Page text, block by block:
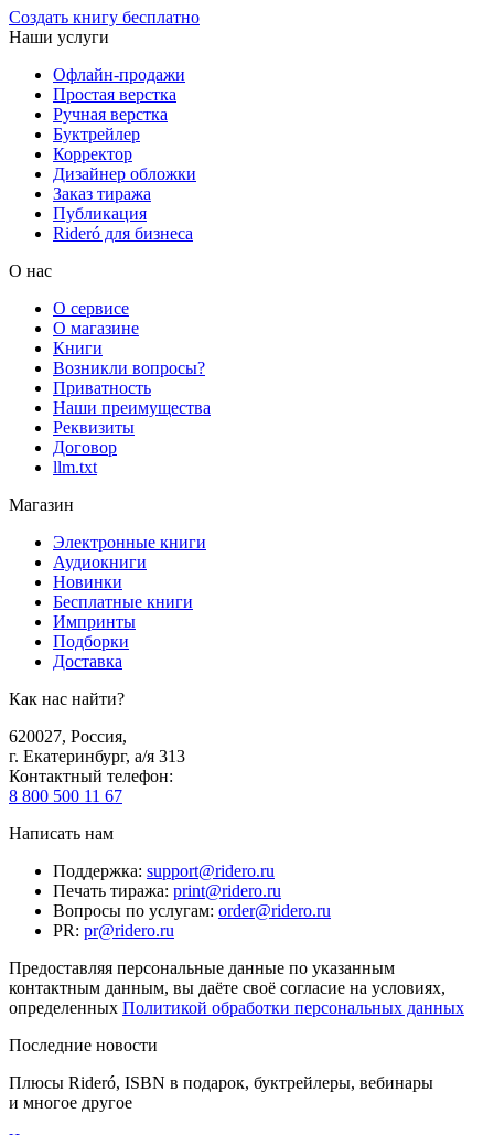
Создать книгу бесплатно
Наши услуги
Офлайн-продажи
Простая верстка
Ручная верстка
Буктрейлер
Корректор
Дизайнер обложки
Заказ тиража
Публикация
Rideró для бизнеса
О нас
О сервисе
О магазине
Книги
Возникли вопросы?
Приватность
Наши преимущества
Реквизиты
Договор
llm.txt
Магазин
Электронные книги
Аудиокниги
Новинки
Бесплатные книги
Импринты
Подборки
Доставка
Как нас найти?
620027, Россия,
г. Екатеринбург, а/я 313
Контактный телефон:
8 800 500 11 67
Написать нам
Поддержка: support@ridero.ru
Печать тиража: print@ridero.ru
Вопросы по услугам: order@ridero.ru
PR: pr@ridero.ru
Предоставляя персональные данные по указанным
контактным данным, вы даёте своё согласие на условиях,
определенных Политикой обработки персональных данных
Последние новости
Плюсы Rideró, ISBN в подарок, буктрейлеры, вебинары
и многое другое